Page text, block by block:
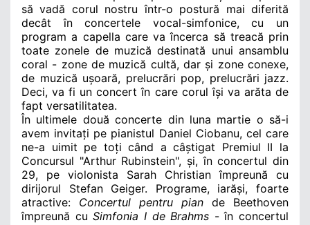
să vadă corul nostru într-o postură mai diferită
decât în concertele vocal-simfonice, cu un
program a capella care va încerca să treacă prin
toate zonele de muzică destinată unui ansamblu
coral - zone de muzică cultă, dar și zone conexe,
de muzică ușoară, prelucrări pop, prelucrări jazz.
Deci, va fi un concert în care corul își va arăta de
fapt versatilitatea.
În ultimele două concerte din luna martie o să-i
avem invitați pe pianistul Daniel Ciobanu, cel care
ne-a uimit pe toți când a câștigat Premiul II la
Concursul "Arthur Rubinstein", și, în concertul din
29, pe violonista Sarah Christian împreună cu
dirijorul Stefan Geiger. Programe, iarăși, foarte
atractive:
Concertul pentru pian de Beethoven
împreună cu Simfonia I de Brahms - în concertul